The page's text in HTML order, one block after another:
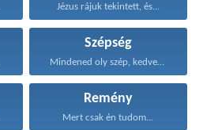
Jézus rájuk tekintett, és...
Szépség
Mindened oly szép, kedvesem...
Remény
Mert csak én tudom...